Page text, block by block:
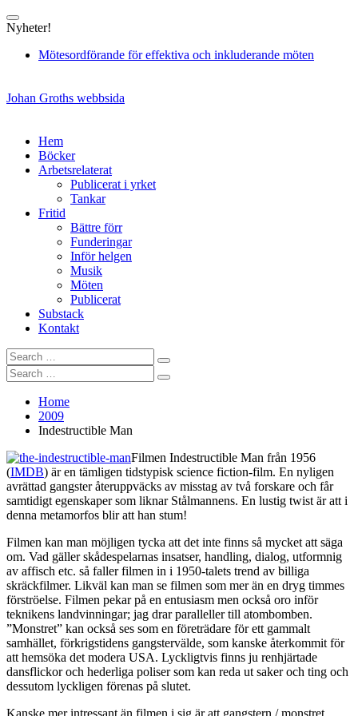
to
Nyheter!
Mötesordförande för effektiva och inkluderande möten
Johan Groths webbsida
Hem
Böcker
Arbetsrelaterat
Publicerat i yrket
Tankar
Fritid
Bättre förr
Funderingar
Inför helgen
Musik
Möten
Publicerat
Substack
Kontakt
Search
for:
Search
Search
for:
Search
Home
2009
Indestructible Man
Filmen Indestructible Man från 1956
(IMDB) är en tämligen tidstypisk science fiction-film. En nyligen
avrättad gangster återuppväcks av misstag av två forskare och får
samtidigt egenskaper som liknar Stålmannens. En lustig twist är att i
denna metamorfos blir att han stum!
Filmen kan man möjligen tycka att det inte finns så mycket att säga
om. Vad gäller skådespelarnas insatser, handling, dialog, utformnig
av affisch etc. så faller filmen in i 1950-talets trend av billiga
skräckfilmer. Likväl kan man se filmen som mer än en dryg timmes
förströelse. Filmen pekar på en entusiasm men också oro inför
teknikens landvinningar; jag drar paralleller till atombomben.
”Monstret” kan också ses som en företrädare för ett gammalt
samhället, förkrigstidens gangstervälde, som kanske återkommit för
att hemsöka det modera USA. Lyckligtvis finns ju renhjärtade
dansflickor och hederliga poliser som kan reda ut saker och ting och
dessutom lyckligen förenas på slutet.
Kanske mer intressant än filmen i sig är att gangstern / monstret